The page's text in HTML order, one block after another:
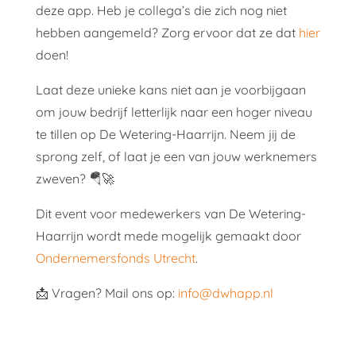
deze app. Heb je collega’s die zich nog niet
hebben aangemeld? Zorg ervoor dat ze dat hier
doen!
Laat deze unieke kans niet aan je voorbijgaan
om jouw bedrijf letterlijk naar een hoger niveau
te tillen op De Wetering-Haarrijn. Neem jij de
sprong zelf, of laat je een van jouw werknemers
zweven? 🪂🚀
Dit event voor medewerkers van De Wetering-
Haarrijn wordt mede mogelijk gemaakt door
Ondernemersfonds Utrecht.
📩 Vragen? Mail ons op: info@dwhapp.nl